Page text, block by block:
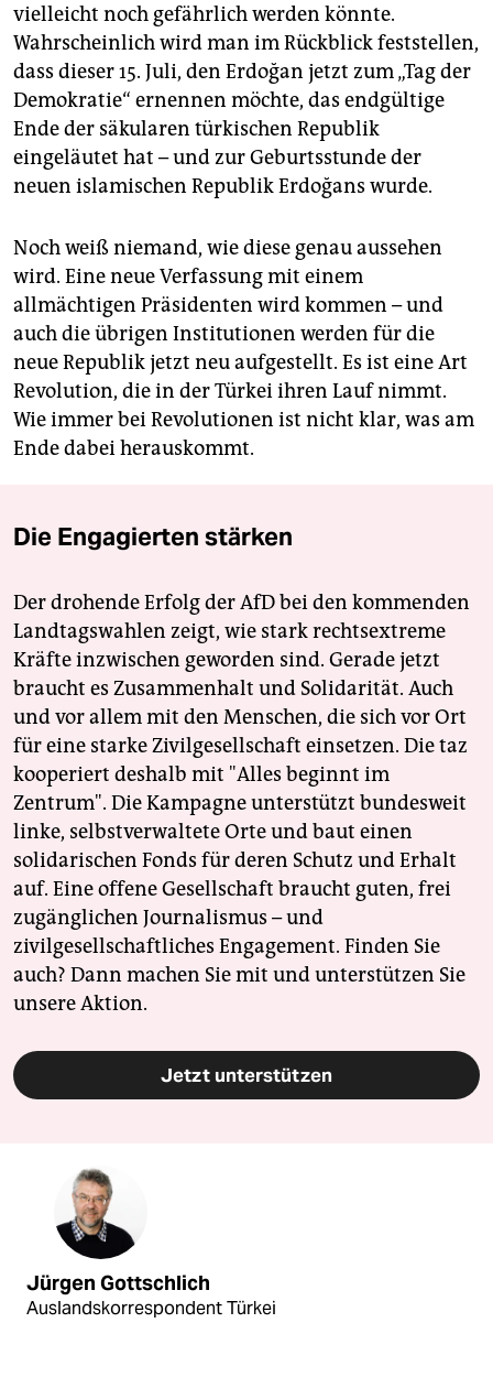
vielleicht noch gefährlich werden könnte.
Wahrscheinlich wird man im Rückblick feststellen,
dass dieser 15. Juli, den Erdoğan jetzt zum „Tag der
Demokratie“ ernennen möchte, das endgültige
Ende der säkularen türkischen Republik
eingeläutet hat – und zur Geburtsstunde der
neuen islamischen Republik Erdoğans wurde.
Noch weiß niemand, wie diese genau aussehen
wird. Eine neue Verfassung mit einem
allmächtigen Präsidenten wird kommen – und
auch die übrigen Institutionen werden für die
neue Republik jetzt neu aufgestellt. Es ist eine Art
Revolution, die in der Türkei ihren Lauf nimmt.
Wie immer bei Revolutionen ist nicht klar, was am
Ende dabei herauskommt.
Die Engagierten stärken
Der drohende Erfolg der AfD bei den kommenden
Landtagswahlen zeigt, wie stark rechtsextreme
Kräfte inzwischen geworden sind. Gerade jetzt
braucht es Zusammenhalt und Solidarität. Auch
und vor allem mit den Menschen, die sich vor Ort
für eine starke Zivilgesellschaft einsetzen. Die taz
kooperiert deshalb mit "Alles beginnt im
Zentrum". Die Kampagne unterstützt bundesweit
linke, selbstverwaltete Orte und baut einen
solidarischen Fonds für deren Schutz und Erhalt
auf. Eine offene Gesellschaft braucht guten, frei
zugänglichen Journalismus – und
zivilgesellschaftliches Engagement. Finden Sie
auch? Dann machen Sie mit und unterstützen Sie
unsere Aktion.
Jetzt unterstützen
Jürgen Gottschlich
Auslandskorrespondent Türkei